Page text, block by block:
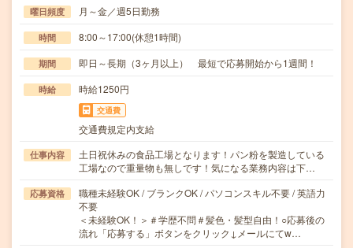
曜日頻度 月～金／週5日勤務
時間 8:00～17:00(休憩1時間)
期間 即日～長期（3ヶ月以上） 最短で応募開始から1週間！
時給 時給1250円
交通費
交通費規定内支給
仕事内容
土日祝休みの食品工場となります！パン粉を製造している
工場なので重量物も無しです！気になる業務内容は下…
応募資格
職種未経験OK / ブランクOK / パソコンスキル不要 / 英語力
不要
＜未経験OK！＞＃学歴不問＃髪色・髪型自由！○応募後の
流れ「応募する」ボタンをクリック↓メールにてw…